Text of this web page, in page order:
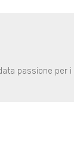
passione per